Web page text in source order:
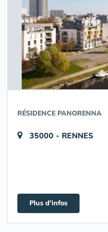
RÉSIDENCE PANORENNA
35000 - RENNES
Plus d'infos